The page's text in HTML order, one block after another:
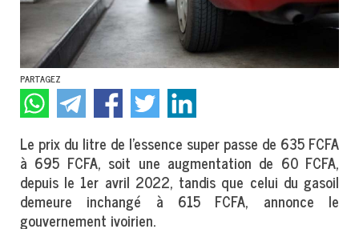
PARTAGEZ
Le prix du litre de l’essence super passe de 635 FCFA
à 695 FCFA, soit une augmentation de 60 FCFA,
depuis le 1er avril 2022, tandis que celui du gasoil
demeure inchangé à 615 FCFA, annonce le
gouvernement ivoirien.